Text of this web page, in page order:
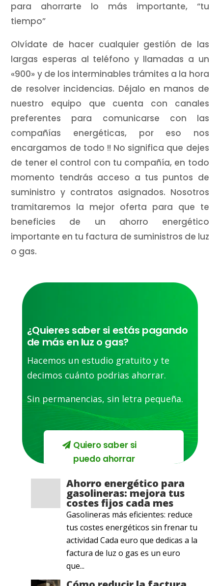
para ahorrarte lo más importante, “tu
tiempo”
Olvídate de hacer cualquier gestión de las
largas esperas al teléfono y llamadas a un
«900» y de los interminables trámites a la hora
de resolver incidencias. Déjalo en manos de
nuestro equipo que cuenta con canales
preferentes para comunicarse con las
compañías energéticas, por eso nos
encargamos de todo !! No significa que dejes
de tener el control con tu compañía, en todo
momento tendrás acceso a tus puntos de
suministro y contratos asignados. Nosotros
tramitaremos la mejor oferta para que te
beneficies de un ahorro energético
importante en tu factura de suministros de luz
o gas.
¿Quieres saber si estás pagando
de más en luz o gas?
Hacemos un estudio gratuito y te
decimos cuánto podrias ahorrar.
Sin permanencias, sin letra pequeña.
Quiero saber si
puedo ahorrar
Ahorro energético para
gasolineras: mejora tus
costes fijos cada mes
Gasolineras más eficientes: reduce
tus costes energéticos sin frenar tu
actividad Cada euro que dedicas a la
factura de luz o gas es un euro
que...